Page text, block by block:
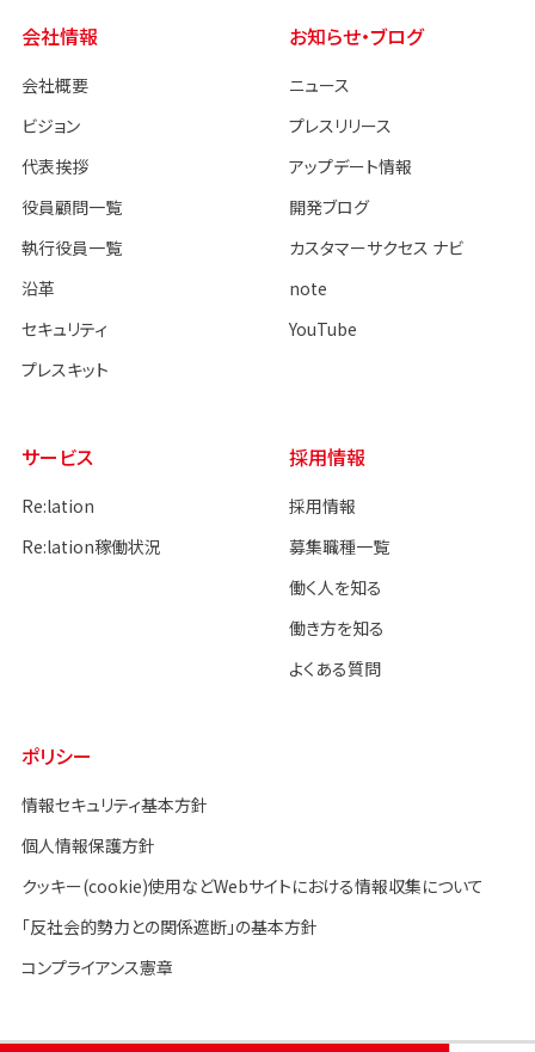
会社情報
会社概要
ビジョン
代表挨拶
役員顧問一覧
執行役員一覧
沿革
セキュリティ
プレスキット
お知らせ・ブログ
ニュース
プレスリリース
アップデート情報
開発ブログ
カスタマーサクセス ナビ
note
YouTube
サービス
Re:lation
Re:lation稼働状況
採用情報
採用情報
募集職種一覧
働く人を知る
働き方を知る
よくある質問
ポリシー
情報セキュリティ基本方針
個人情報保護方針
クッキー(cookie)使用などWebサイトにおける情報収集について
「反社会的勢力との関係遮断」の基本方針
コンプライアンス憲章